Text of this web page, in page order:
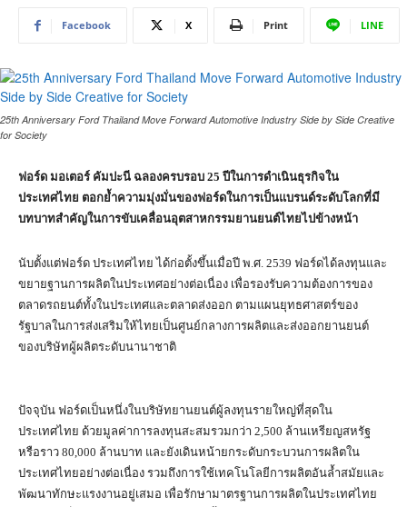
Facebook X Print LINE
25th Anniversary Ford Thailand Move Forward Automotive Industry Side by Side Creative
for Society
ฟอร์ด มอเตอร์ คัมปะนี ฉลองครบรอบ 25 ปีในการดำเนินธุรกิจใน
ประเทศไทย ตอกย้ำความมุ่งมั่นของฟอร์ดในการเป็นแบรนด์ระดับโลกที่มี
บทบาทสำคัญในการขับเคลื่อนอุตสาหกรรมยานยนต์ไทยไปข้างหน้า
นับตั้งแต่ฟอร์ด ประเทศไทย ได้ก่อตั้งขึ้นเมื่อปี พ.ศ. 2539 ฟอร์ดได้ลงทุนและ
ขยายฐานการผลิตในประเทศอย่างต่อเนื่อง เพื่อรองรับความต้องการของ
ตลาดรถยนต์ทั้งในประเทศและตลาดส่งออก ตามแผนยุทธศาสตร์ของ
รัฐบาลในการส่งเสริมให้ไทยเป็นศูนย์กลางการผลิตและส่งออกยานยนต์
ของบริษัทผู้ผลิตระดับนานาชาติ
ปัจจุบัน ฟอร์ดเป็นหนึ่งในบริษัทยานยนต์ผู้ลงทุนรายใหญ่ที่สุดใน
ประเทศไทย ด้วยมูลค่าการลงทุนสะสมรวมกว่า 2,500 ล้านเหรียญสหรัฐ
หรือราว 80,000 ล้านบาท และยังเดินหน้ายกระดับกระบวนการผลิตใน
ประเทศไทยอย่างต่อเนื่อง รวมถึงการใช้เทคโนโลยีการผลิตอันล้ำสมัยและ
พัฒนาทักษะแรงงานอยู่เสมอ เพื่อรักษามาตรฐานการผลิตในประเทศไทย